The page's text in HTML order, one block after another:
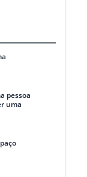
pessoa
uma